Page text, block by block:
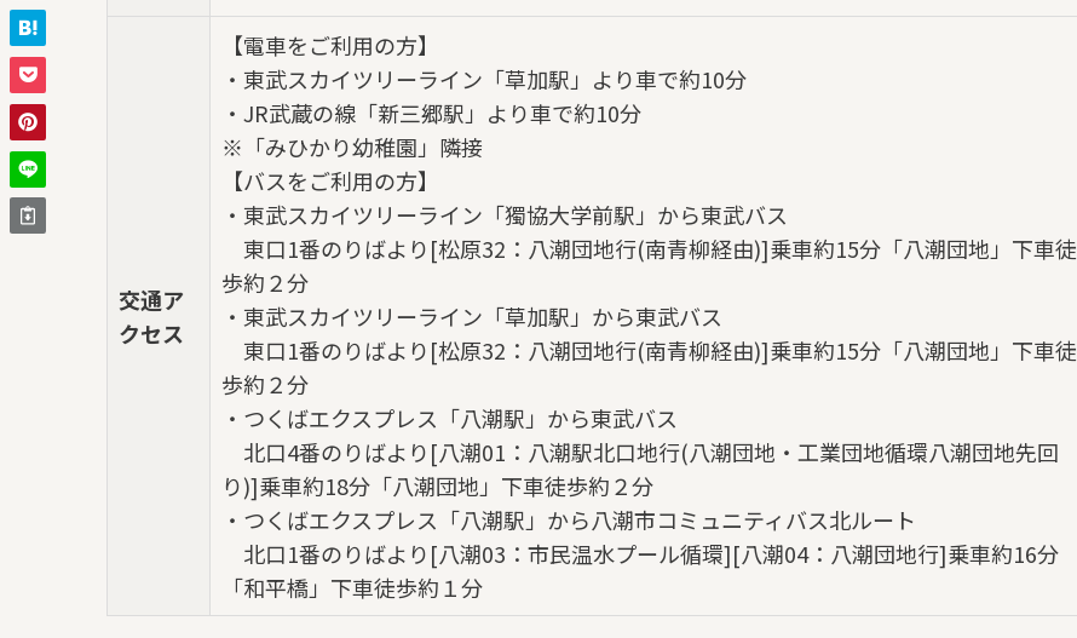
交通ア
クセス
【電車をご利用の方】
・東武スカイツリーライン「草加駅」より車で約10分
・JR武蔵の線「新三郷駅」より車で約10分
※「みひかり幼稚園」隣接
【バスをご利用の方】
・東武スカイツリーライン「獨協大学前駅」から東武バス
東口1番のりばより[松原32：八潮団地行(南青柳経由)]乗車約15分「八潮団地」下車徒
歩約２分
・東武スカイツリーライン「草加駅」から東武バス
東口1番のりばより[松原32：八潮団地行(南青柳経由)]乗車約15分「八潮団地」下車徒
歩約２分
・つくばエクスプレス「八潮駅」から東武バス
北口4番のりばより[八潮01：八潮駅北口地行(八潮団地・工業団地循環八潮団地先回
り)]乗車約18分「八潮団地」下車徒歩約２分
・つくばエクスプレス「八潮駅」から八潮市コミュニティバス北ルート
北口1番のりばより[八潮03：市民温水プール循環][八潮04：八潮団地行]乗車約16分
「和平橋」下車徒歩約１分